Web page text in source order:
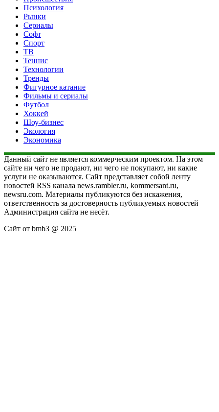
Психология
Рынки
Сериалы
Софт
Спорт
ТВ
Теннис
Технологии
Тренды
Фигурное катание
Фильмы и сериалы
Футбол
Хоккей
Шоу-бизнес
Экология
Экономика
Данный сайт не является коммерческим проектом. На этом
сайте ни чего не продают, ни чего не покупают, ни какие
услуги не оказываются. Сайт представляет собой ленту
новостей RSS канала news.rambler.ru, kommersant.ru,
newsru.com. Материалы публикуются без искажения,
ответственность за достоверность публикуемых новостей
Администрация сайта не несёт.
Сайт от bmb3 @ 2025